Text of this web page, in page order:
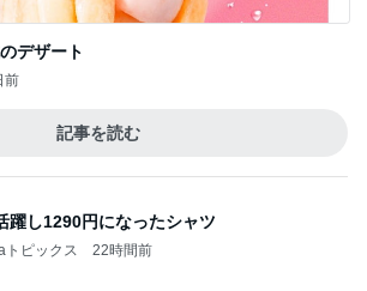
デザート
前
記事を読む
躍し1290円になったシャツ
トピックス 22時間前